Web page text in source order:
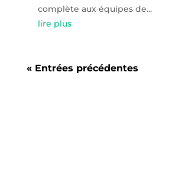
complète aux équipes de...
lire plus
« Entrées précédentes